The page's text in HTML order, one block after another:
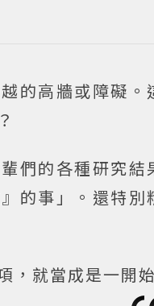
的高牆或障礙
們的各種研究
的事」。還特
，就當成是一開